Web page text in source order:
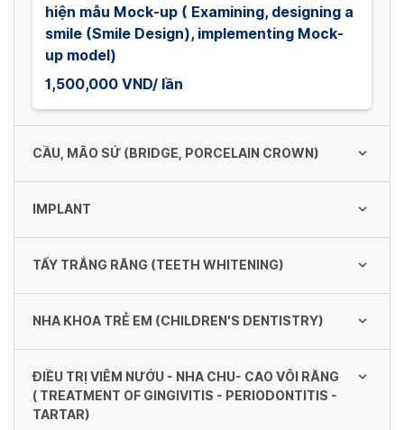
hiện mẫu Mock-up ( Examining, designing a
smile (Smile Design), implementing Mock-
up model)
1,500,000 VND/ lần
CẦU, MÃO SỨ (BRIDGE, PORCELAIN CROWN)
precious metal titanium ceramic crown
bridge)
4,000,000 VND/ Răng
Cầu mão toàn sứ (răng cửa) -All-porcelain
crown bridge (front teeth)
7,000,000 - 8,000,000 VND/ Răng
IMPLANT
Implant Osstem ( Hàn Quốc)
Implant Hitec, Tekka,Alpha Bio ( Isarel)
23,300,000 VND
TẨY TRẮNG RĂNG (TEETH WHITENING)
Tẩy trắng răng tại phòng khám (Teeth
whitening at the clinic)
3,500,000 VND
NHA KHOA TRẺ EM (CHILDREN'S DENTISTRY)
Nhổ răng sữa bằng chích tê -Spit loose milk
teeth (Injecting anesthetic)
ĐIỀU TRỊ VIÊM NƯỚU - NHA CHU- CAO VÔI RĂNG
( TREATMENT OF GINGIVITIS - PERIODONTITIS -
TARTAR)